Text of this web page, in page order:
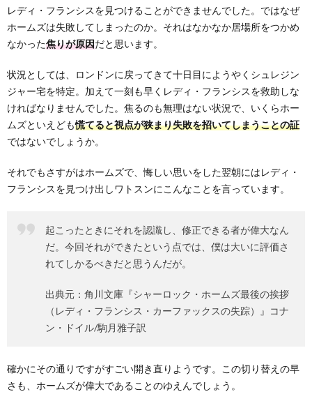
レディ・フランシスを見つけることができませんでした。ではなぜ
ホームズは失敗してしまったのか。それはなかなか居場所をつかめ
なかった焦りが原因だと思います。
状況としては、ロンドンに戻ってきて十日目にようやくシュレジン
ジャー宅を特定。加えて一刻も早くレディ・フランシスを救助しな
ければなりませんでした。焦るのも無理はない状況で、いくらホー
ムズといえども慌てると視点が狭まり失敗を招いてしまうことの証
ではないでしょうか。
それでもさすがはホームズで、悔しい思いをした翌朝にはレディ・
フランシスを見つけ出しワトスンにこんなことを言っています。
起こったときにそれを認識し、修正できる者が偉大なん
だ。今回それができたという点では、僕は大いに評価さ
れてしかるべきだと思うんだが。
出典元：角川文庫『シャーロック・ホームズ最後の挨拶
（レディ・フランシス・カーファックスの失踪）』コナ
ン・ドイル/駒月雅子訳
確かにその通りですがすごい開き直りようです。この切り替えの早
さも、ホームズが偉大であることのゆえんでしょう。